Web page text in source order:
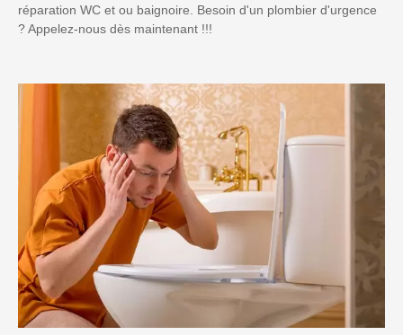
réparation WC et ou baignoire. Besoin d'un plombier d'urgence
? Appelez-nous dès maintenant !!!